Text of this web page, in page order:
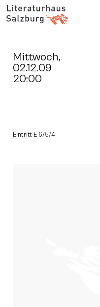
Mittwoch,
02.12.09
20:00
Eintritt E 6/5/4